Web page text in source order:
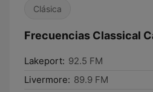
Clásica
Frecuencias Classical
Lakeport: 92.5 FM
Livermore: 89.9 FM